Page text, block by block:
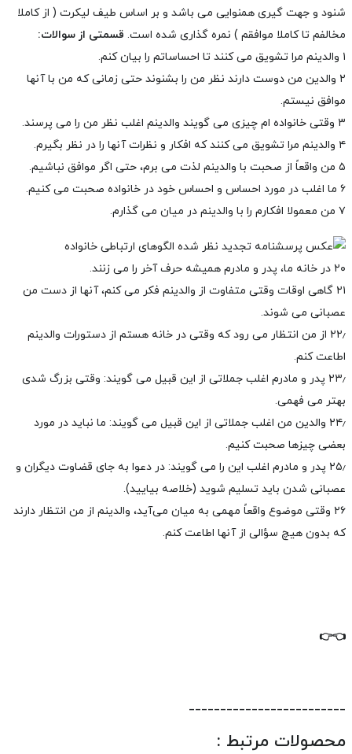
شنود و جهت گیری همنوایی می باشد و بر اساس طیف لیکرت ( از کاملا
مخالفم تا کاملا موافقم ) نمره گذاری شده است. قسمتی از سوالات:
۱ والدینم مرا تشویق می کنند تا احساساتم را بیان کنم.
۲ والدین من دوست دارند نظر من را بشنوند حتی زمانی که من با آنها
موافق نیستم.
۳ وقتی خانواده ام چیزی می گویند والدینم اغلب نظر من را می پرسند.
۴ والدینم مرا تشویق می کنند که افکار و نظرات آنها را در نظر بگیرم.
۵ من واقعاً از صحبت با والدینم لذت می برم، حتی اگر موافق نباشیم.
۶ ما اغلب در مورد احساس و احساس خود در خانواده صحبت می کنیم.
۷ من معمولا افکارم را با والدینم در میان می گذارم.
۲۰ در خانه ما، پدر و مادرم همیشه حرف آخر را می زنند.
۲۱ گاهی اوقات وقتی متفاوت از والدینم فکر می کنم، آنها از دست من
عصبانی می شوند.
۲۲٫ از من انتظار می رود که وقتی در خانه هستم از دستورات والدینم
اطاعت کنم.
۲۳٫ پدر و مادرم اغلب جملاتی از این قبیل می گویند: وقتی بزرگ شدی
بهتر می فهمی.
۲۴٫ والدین من اغلب جملاتی از این قبیل می گویند: ما نباید در مورد
بعضی چیزها صحبت کنیم.
۲۵٫ پدر و مادرم اغلب این را می گویند: در دعوا به جای قضاوت دیگران و
عصبانی شدن باید تسلیم شوید (خلاصه بیایید).
۲۶ وقتی موضوع واقعاً مهمی به میان می‌آید، والدینم از من انتظار دارند
که بدون هیچ سؤالی از آنها اطاعت کنم.
👈
👉
_________________________
محصولات مرتبط :